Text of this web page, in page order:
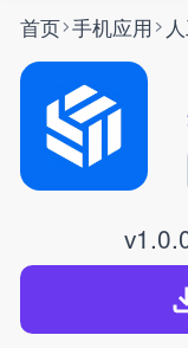
首页 手机应用